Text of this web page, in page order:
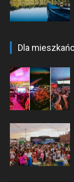
Dla